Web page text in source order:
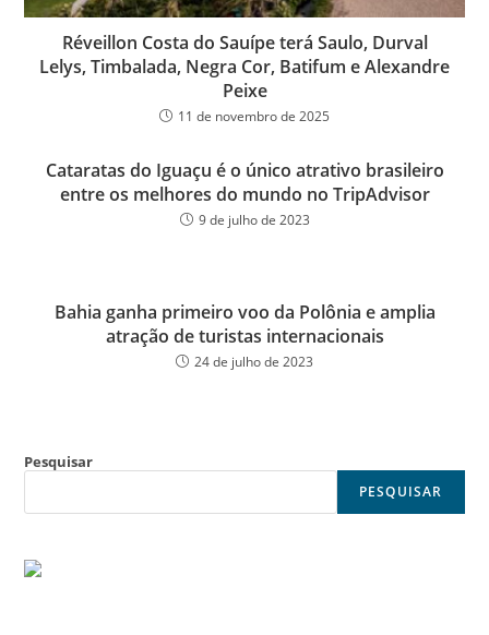
Réveillon Costa do Sauípe terá Saulo, Durval
Lelys, Timbalada, Negra Cor, Batifum e Alexandre
Peixe
11 de novembro de 2025
Cataratas do Iguaçu é o único atrativo brasileiro
entre os melhores do mundo no TripAdvisor
9 de julho de 2023
Bahia ganha primeiro voo da Polônia e amplia
atração de turistas internacionais
24 de julho de 2023
Pesquisar
PESQUISAR